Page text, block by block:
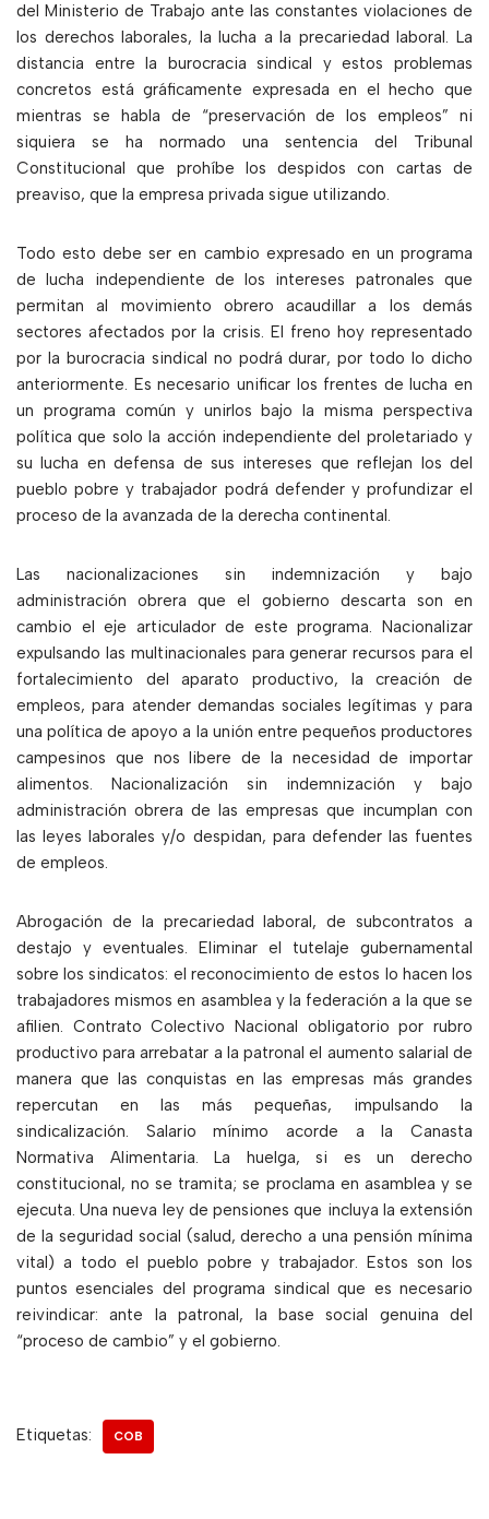
del Ministerio de Trabajo ante las constantes violaciones de
los derechos laborales, la lucha a la precariedad laboral. La
distancia entre la burocracia sindical y estos problemas
concretos está gráficamente expresada en el hecho que
mientras se habla de “preservación de los empleos” ni
siquiera se ha normado una sentencia del Tribunal
Constitucional que prohíbe los despidos con cartas de
preaviso, que la empresa privada sigue utilizando.
Todo esto debe ser en cambio expresado en un programa
de lucha independiente de los intereses patronales que
permitan al movimiento obrero acaudillar a los demás
sectores afectados por la crisis. El freno hoy representado
por la burocracia sindical no podrá durar, por todo lo dicho
anteriormente. Es necesario unificar los frentes de lucha en
un programa común y unirlos bajo la misma perspectiva
política que solo la acción independiente del proletariado y
su lucha en defensa de sus intereses que reflejan los del
pueblo pobre y trabajador podrá defender y profundizar el
proceso de la avanzada de la derecha continental.
Las nacionalizaciones sin indemnización y bajo
administración obrera que el gobierno descarta son en
cambio el eje articulador de este programa. Nacionalizar
expulsando las multinacionales para generar recursos para el
fortalecimiento del aparato productivo, la creación de
empleos, para atender demandas sociales legítimas y para
una política de apoyo a la unión entre pequeños productores
campesinos que nos libere de la necesidad de importar
alimentos. Nacionalización sin indemnización y bajo
administración obrera de las empresas que incumplan con
las leyes laborales y/o despidan, para defender las fuentes
de empleos.
Abrogación de la precariedad laboral, de subcontratos a
destajo y eventuales. Eliminar el tutelaje gubernamental
sobre los sindicatos: el reconocimiento de estos lo hacen los
trabajadores mismos en asamblea y la federación a la que se
afilien. Contrato Colectivo Nacional obligatorio por rubro
productivo para arrebatar a la patronal el aumento salarial de
manera que las conquistas en las empresas más grandes
repercutan en las más pequeñas, impulsando la
sindicalización. Salario mínimo acorde a la Canasta
Normativa Alimentaria. La huelga, si es un derecho
constitucional, no se tramita; se proclama en asamblea y se
ejecuta. Una nueva ley de pensiones que incluya la extensión
de la seguridad social (salud, derecho a una pensión mínima
vital) a todo el pueblo pobre y trabajador. Estos son los
puntos esenciales del programa sindical que es necesario
reivindicar: ante la patronal, la base social genuina del
“proceso de cambio” y el gobierno.
Etiquetas: COB